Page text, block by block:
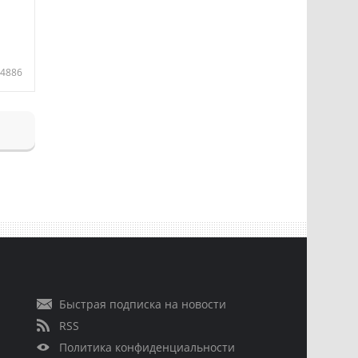
4886
Быстрая подписка на новости
RSS
Политика конфиденциальности